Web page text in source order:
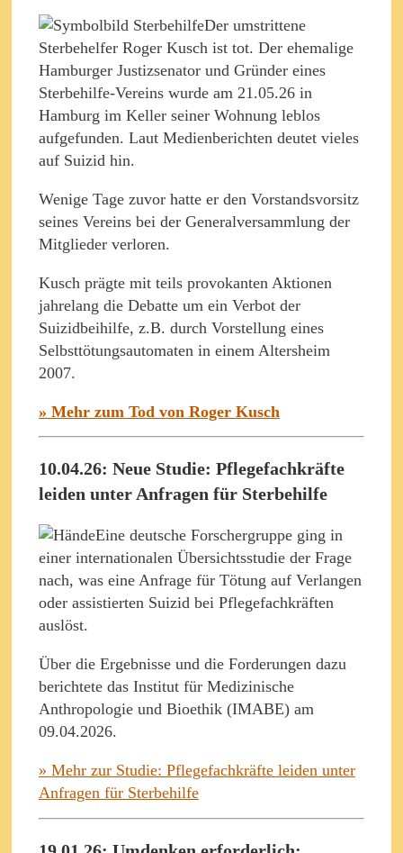
Der umstrittene
Sterbehelfer Roger Kusch ist tot. Der ehemalige
Hamburger Justizsenator und Gründer eines
Sterbehilfe-Vereins wurde am 21.05.26 in
Hamburg im Keller seiner Wohnung leblos
aufgefunden. Laut Medienberichten deutet vieles
auf Suizid hin.
Wenige Tage zuvor hatte er den Vorstandsvorsitz
seines Vereins bei der Generalversammlung der
Mitglieder verloren.
Kusch prägte mit teils provokanten Aktionen
jahrelang die Debatte um ein Verbot der
Suizidbeihilfe, z.B. durch Vorstellung eines
Selbsttötungsautomaten in einem Altersheim
2007.
» Mehr zum Tod von Roger Kusch
10.04.26: Neue Studie: Pflegefachkräfte
leiden unter Anfragen für Sterbehilfe
Eine deutsche Forschergruppe ging in
einer internationalen Übersichtsstudie der Frage
nach, was eine Anfrage für Tötung auf Verlangen
oder assistierten Suizid bei Pflegefachkräften
auslöst.
Über die Ergebnisse und die Forderungen dazu
berichtete das Institut für Medizinische
Anthropologie und Bioethik (IMABE) am
09.04.2026.
» Mehr zur Studie: Pflegefachkräfte leiden unter
Anfragen für Sterbehilfe